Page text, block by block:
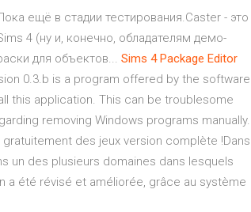
ещё в стадии тестирования.Caster - это
4 (ну и, конечно, обладателям демо-
для объектов... Sims 4 Package Editor
0.3.b is a program offered by the software
this application. This can be troublesome
removing Windows programs manually.
des jeux version complète !Dans
un des plusieurs domaines dans lesquels
a été révisé et améliorée, grâce au système